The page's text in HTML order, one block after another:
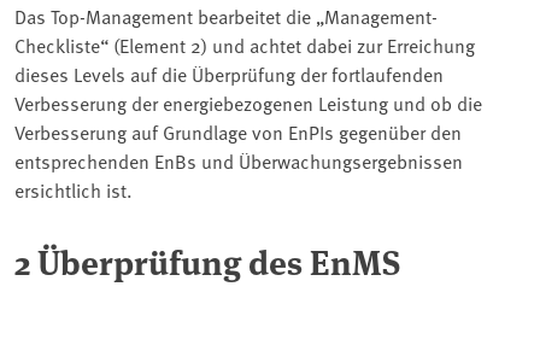
Das Top-Management bearbeitet die „Management-
Checkliste“ (Element 2) und achtet dabei zur Erreichung
dieses Levels auf die Überprüfung der fortlaufenden
Verbesserung der energiebezogenen Leistung und ob die
Verbesserung auf Grundlage von EnPIs gegenüber den
entsprechenden EnBs und Überwachungsergebnissen
ersichtlich ist.
2 Überprüfung des EnMS